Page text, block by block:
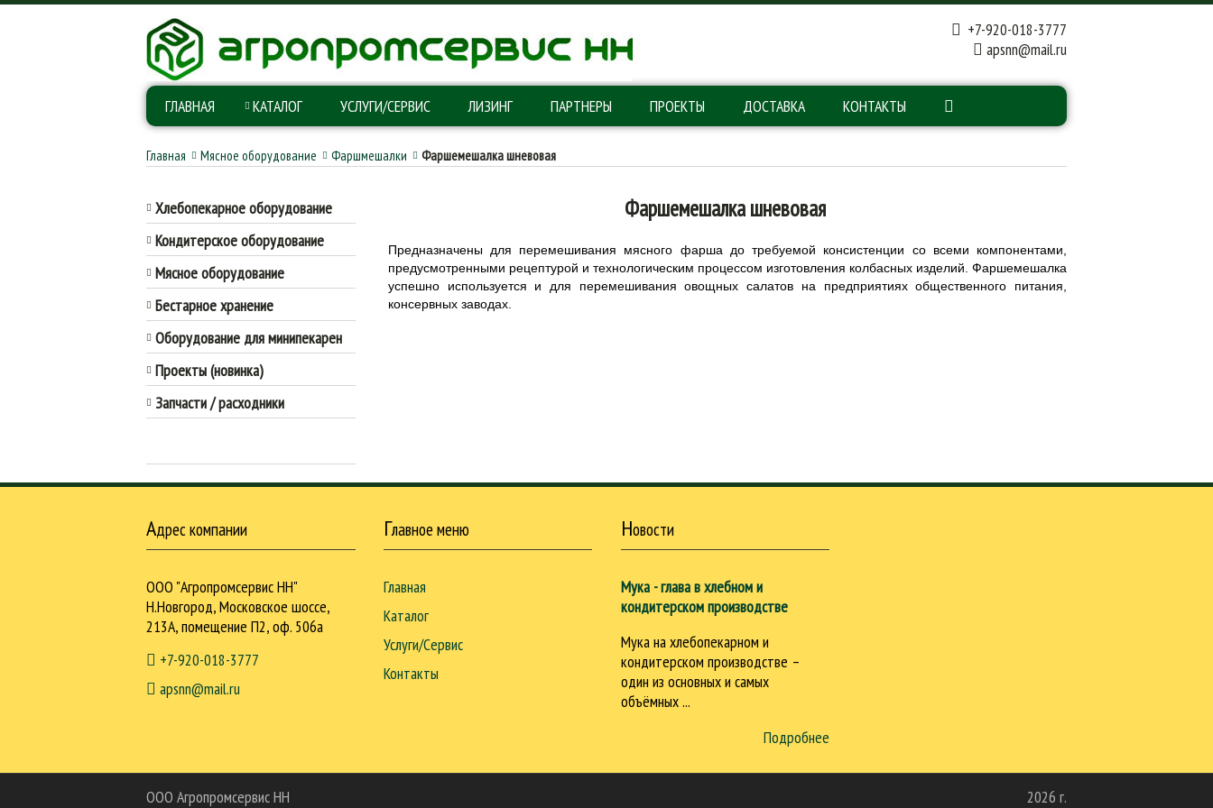
+7-920-018-3777
apsnn@mail.ru
ГЛАВНАЯ КАТАЛОГ УСЛУГИ/СЕРВИС ЛИЗИНГ ПАРТНЕРЫ ПРОЕКТЫ ДОСТАВКА КОНТАКТЫ
Главная Мясное оборудование Фаршмешалки Фаршемешалка шневовая
Хлебопекарное оборудование
Кондитерское оборудование
Мясное оборудование
Бестарное хранение
Оборудование для минипекарен
Проекты (новинка)
Запчасти / расходники
Фаршемешалка шневовая
Предназначены для перемешивания мясного фарша до требуемой консистенции со всеми компонентами,
предусмотренными рецептурой и технологическим процессом изготовления колбасных изделий. Фаршемешалка
успешно используется и для перемешивания овощных салатов на предприятиях общественного питания,
консервных заводах.
Адрес компании
ООО "Агропромсервис НН"
Н.Новгород, Московское шоссе,
213А, помещение П2, оф. 506а
+7-920-018-3777
apsnn@mail.ru
Главное меню
Главная
Каталог
Услуги/Сервис
Контакты
Новости
Мука - глава в хлебном и
кондитерском производстве
Мука на хлебопекарном и
кондитерском производстве –
один из основных и самых
объёмных ...
Подробнее
ООО Агропромcервис НН 2026 г.